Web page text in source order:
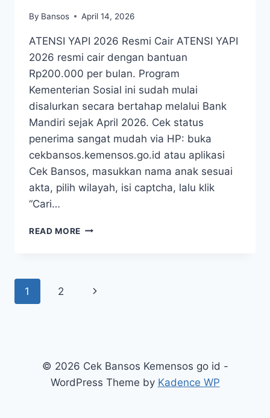
By Bansos April 14, 2026
ATENSI YAPI 2026 Resmi Cair ATENSI YAPI
2026 resmi cair dengan bantuan
Rp200.000 per bulan. Program
Kementerian Sosial ini sudah mulai
disalurkan secara bertahap melalui Bank
Mandiri sejak April 2026. Cek status
penerima sangat mudah via HP: buka
cekbansos.kemensos.go.id atau aplikasi
Cek Bansos, masukkan nama anak sesuai
akta, pilih wilayah, isi captcha, lalu klik
“Cari…
READ MORE ATENSI
LAGI
RP200.000
PER
Page
1 2
Next
© 2026 Cek Bansos Kemensos go id -
WordPress Theme by Kadence WP